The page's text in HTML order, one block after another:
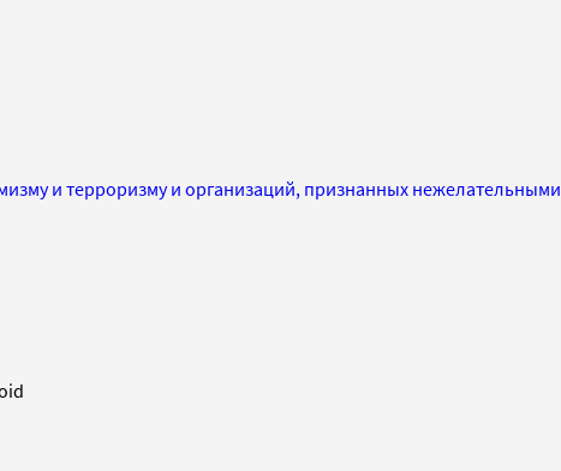
и терроризму и организаций, признанных нежелательными